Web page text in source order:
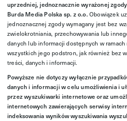
uprzedniej, jednoznacznie wyrażonej
Burda Media Polska sp. z o.o.Obowiązek
jednoznacznej zgody wymagany jest bez
zwielokrotniania, przechowywania lub
danych lub informacji dostępnych w
wszystkich jego podstron, jak również bez
treści, danych i informacji.
Powyższe nie dotyczy wyłącznie
danych i informacji w celu umożliwienia i
przez wyszukiwarki internetowe oraz
internetowych zawierających serwisy
indeksowania wyników wyszukiwania